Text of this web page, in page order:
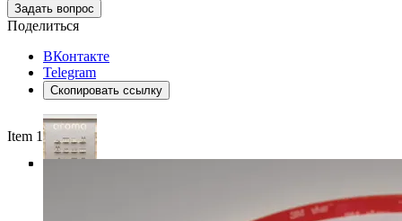
Задать вопрос
Поделиться
ВКонтакте
Telegram
Скопировать ссылку
Item 1 of 4